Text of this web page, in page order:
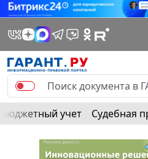
Бюджетный учет Судебная